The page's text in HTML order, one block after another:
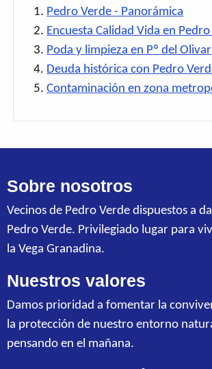
Pedro Verde - Panorámica
Encuesta Calidad Vida en
Poda y limpieza en Pº del Olivar
Deuda histórica con Pedro
Contaminación en zona
Sobre nosotros
Vecinos de Pedro Verde dispuestos a
Pedro Verde. Privilegiado lugar para
la Vega Granadina.
Nuestros valores
Damos prioridad a fomentar la
la protección de nuestro entorno
pensando en el mañana.